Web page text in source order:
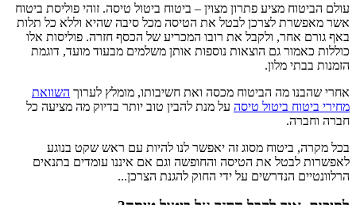
עולם הביטוח מציע פתרון מצוין – ביטוח ביטול טיסה. זוהי פוליסת ביטוח
אשר מאפשרת לצרכן לבטל את הטיסה מכל סיבה שהיא וללא כל תלות
באף גורם אחר, ולקבל את רובו המכריע של הכסף חזרה. פוליסות אלו
כוללות כאמור גם הוצאות נוספות אותן משלמים מבעוד מועד, דוגמת
הזמנות בבתי מלון.
אחרי שהבנו מה הביטוח מכסה ואת חשיבותו, מומלץ לערוך השוואת
מחירי ביטוח ביטול טיסה על מנת להבין טוב יותר בדיוק מה מציעה כל
חברה וחברה.
בכל מקרה, ביטוח מסוג זה יאפשר לנו להיות עם ראש שקט בנוגע
לאפשרות לבטל את הטיסה והחופשה וגם אם איננו עומדים בתנאים
הרלוונטיים הנדרשים על ידי החוק להגנת הצרכן...